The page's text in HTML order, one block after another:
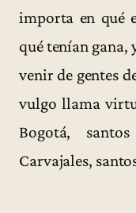
importa en qué
qué tenían gana,
venir de gentes
vulgo llama
Bogotá,
Carvajales,